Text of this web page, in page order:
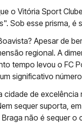
o Vitória Sport
Sob esse prisma, é
Apesar de
regional. A
tempo levou o FC
significativo
cidade de
sequer suporta,
Braga não é sequer